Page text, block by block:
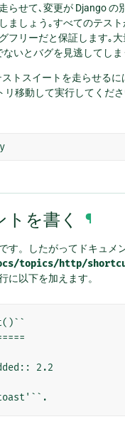
らせて､変更が Django の
ましょう｡すべてのテス
フリーだと保証します｡
ないとバグを見逃してしま
トスイートを走らせるに
リ移動して実行してくだ
トを書く ¶
す。したがってドキュメ
topics/http/
に以下を加えます。
2.2